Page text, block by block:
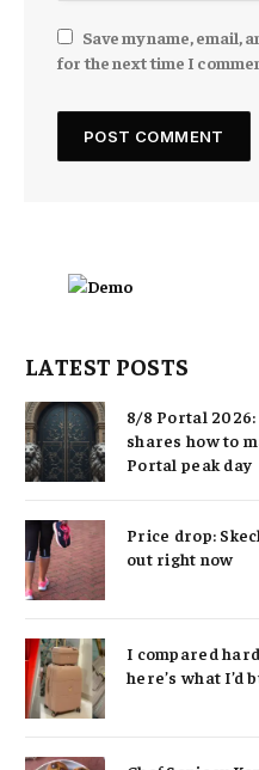
Save my name, email,
for the next time I
LATEST POSTS
8/8 Portal
shares how to
Portal peak day
Price drop:
out right now
I compared
here’s what I’d